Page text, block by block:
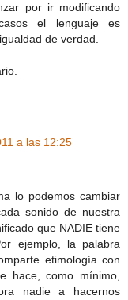
por ir modificando
el lenguaje es
de verdad.
a las 12:25
lo podemos cambiar
sonido de nuestra
que NADIE tiene
ejemplo, la palabra
etimología con
hace, como mínimo,
nadie a hacernos